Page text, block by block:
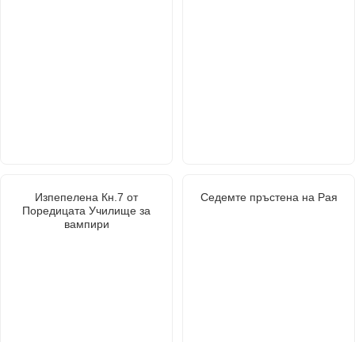
Изпепелена Кн.7 от
Поредицата Училище за
вампири
Седемте пръстена на Рая